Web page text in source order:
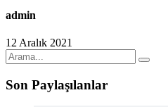
admin
12 Aralık 2021
Son Paylaşılanlar